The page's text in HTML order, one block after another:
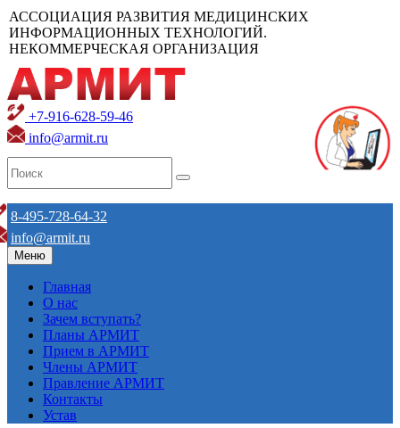
АССОЦИАЦИЯ РАЗВИТИЯ МЕДИЦИНСКИХ
ИНФОРМАЦИОННЫХ ТЕХНОЛОГИЙ.
НЕКОММЕРЧЕСКАЯ ОРГАНИЗАЦИЯ
+7-916-628-59-46
info@armit.ru
8-495-728-64-32
info@armit.ru
Меню
Главная
О нас
Зачем вступать?
Планы АРМИТ
Прием в АРМИТ
Члены АРМИТ
Правление АРМИТ
Контакты
Устав